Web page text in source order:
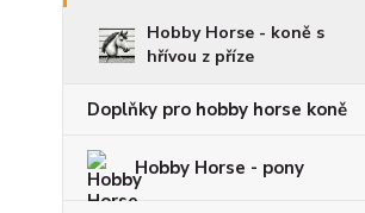
Hobby Horse - koně s
hřívou z příze
Doplňky pro hobby horse koně
Hobby Horse - pony